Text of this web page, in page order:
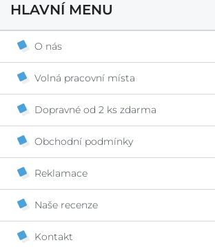
HLAVNÍ MENU
O nás
Volná pracovní místa
Dopravné od 2 ks zdarma
Obchodní podmínky
Reklamace
Naše recenze
Kontakt